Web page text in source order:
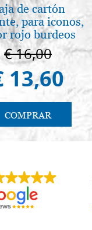
de cartón
para iconos,
rojo burdeos
€ 16,00
13,60
COMPRAR